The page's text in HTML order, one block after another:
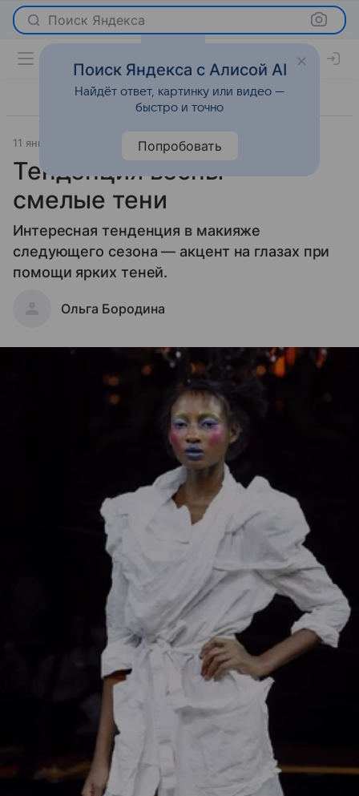
Поиск Яндекса
11 января 2013
Тенденция весны —
смелые тени
Интересная тенденция в макияже
следующего сезона — акцент на глазах при
помощи ярких теней.
Ольга Бородина
Поиск Яндекса с Алисой AI
Найдёт ответ, картинку или видео —
быстро и точно
Попробовать